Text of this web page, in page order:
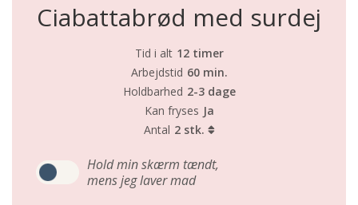
Ciabattabrød med surdej
Tid i alt 12 timer
Arbejdstid 60 min.
Holdbarhed 2-3 dage
Kan fryses Ja
Antal 2 stk.
Hold min skærm tændt,
mens jeg laver mad